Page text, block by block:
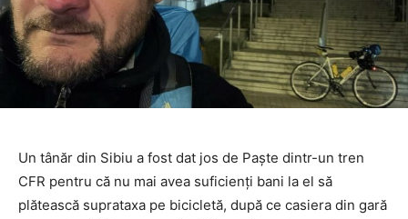
Un tânăr din Sibiu a fost dat jos de Paște dintr-un tren
CFR pentru că nu mai avea suficienți bani la el să
plătească suprataxa pe bicicletă, după ce casiera din gară